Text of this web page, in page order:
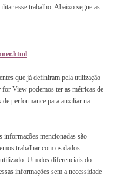
esse trabalho. Abaixo segue as
que já definiram pela utilização
View podemos ter as métricas de
performance para auxiliar na
informações mencionadas são
trabalhar com os dados
Um dos diferenciais do
informações sem a necessidade